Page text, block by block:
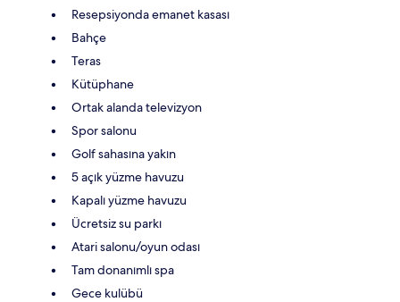
Resepsiyonda emanet kasası
Bahçe
Teras
Kütüphane
Ortak alanda televizyon
Spor salonu
Golf sahasına yakın
5 açık yüzme havuzu
Kapalı yüzme havuzu
Ücretsiz su parkı
Atari salonu/oyun odası
Tam donanımlı spa
Gece kulübü